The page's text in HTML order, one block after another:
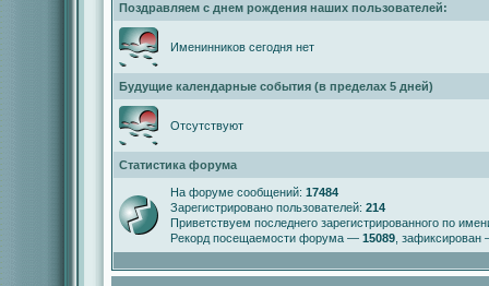
Поздравляем с днем рождения наших пользователей:
Именинников сегодня нет
Будущие календарные события (в пределах 5 дней)
Отсутствуют
Статистика форума
На форуме сообщений: 17484
Зарегистрировано пользователей: 214
Приветствуем последнего зарегистрированного по
Рекорд посещаемости форума — 15089 ,